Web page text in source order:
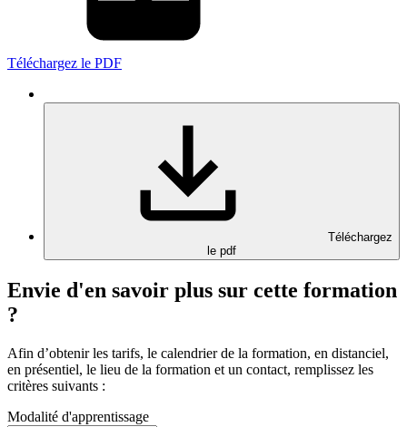
Téléchargez le PDF
Téléchargez
le pdf
Envie d'en savoir plus sur cette formation
?
Afin d’obtenir les tarifs, le calendrier de la formation, en distanciel,
en présentiel, le lieu de la formation et un contact, remplissez les
critères suivants :
Modalité d'apprentissage